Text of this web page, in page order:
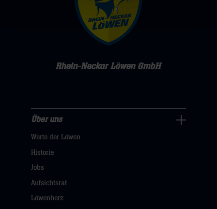
Rhein-Neckar Löwen GmbH
uns
Navigation
öffnen,
Über uns
Werte der Löwen
Historie
Jobs
Aufsichtsrat
Löwenherz